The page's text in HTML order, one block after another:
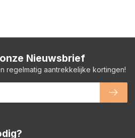
Nieuwsbrief
regelmatig aantrekkelijke kortingen!